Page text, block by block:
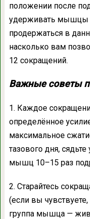
положении после
удерживать мышцы
продержаться в
насколько вам
12 сокращений.
Важные советы
1. Каждое
определённое
максимальное
тазового дня,
мышц 10–15 раз
2. Старайтесь
(если вы чувствуете,
группа мышца —